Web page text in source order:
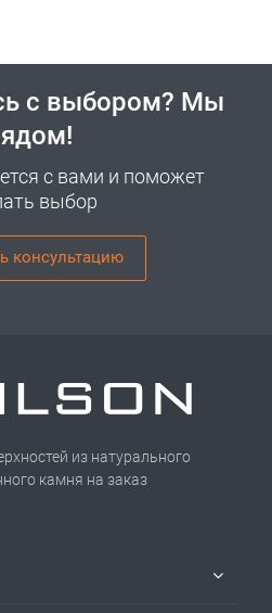
с выбором? Мы
с вами и поможет
выбор
консультацию
из натурального
камня на заказ